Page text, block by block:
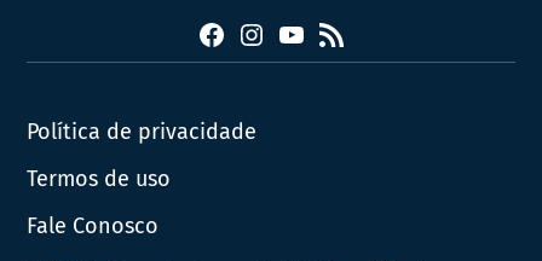
FacebookInstagram
YouTube
RSS
Política de privacidade
Termos de uso
Fale Conosco